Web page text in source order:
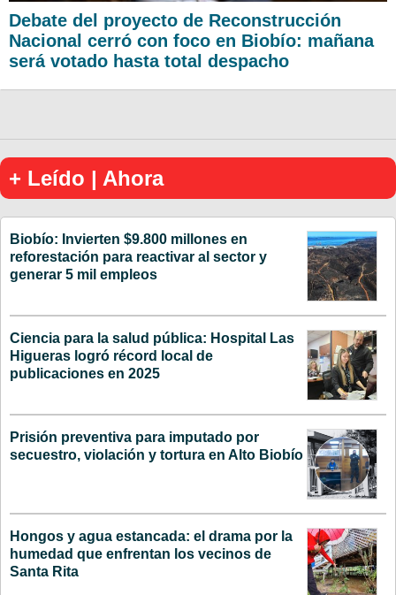
Debate del proyecto de Reconstrucción
Nacional cerró con foco en Biobío: mañana
será votado hasta total despacho
+ Leído | Ahora
Biobío: Invierten $9.800 millones en
reforestación para reactivar al sector y
generar 5 mil empleos
Ciencia para la salud pública: Hospital Las
Higueras logró récord local de
publicaciones en 2025
Prisión preventiva para imputado por
secuestro, violación y tortura en Alto Biobío
Hongos y agua estancada: el drama por la
humedad que enfrentan los vecinos de
Santa Rita